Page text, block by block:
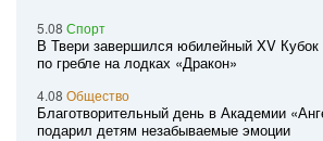
5.08 Спорт
В Твери завершился юбилейный XV Кубок
по гребле на лодках «Дракон»
4.08 Общество
Благотворительный день в Академии
подарил детям незабываемые эмоции